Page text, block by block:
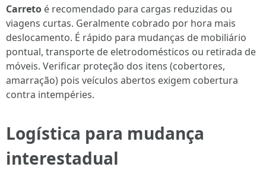
Carreto é recomendado para cargas reduzidas ou
viagens curtas. Geralmente cobrado por hora mais
deslocamento. É rápido para mudanças de mobiliário
pontual, transporte de eletrodomésticos ou retirada de
móveis. Verificar proteção dos itens (cobertores,
amarração) pois veículos abertos exigem cobertura
contra intempéries.
Logística para mudança
interestadual